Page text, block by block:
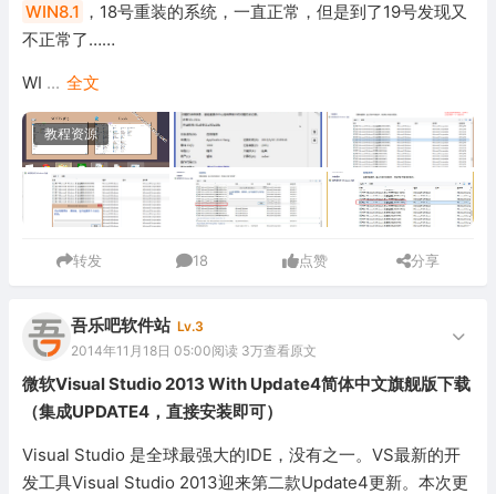
WIN8.1 ，18号重装的系统，一直正常，但是到了19号发现又
不正常了……
WI ... 全文
教程资源
转发 18 点赞 分享
吾乐吧软件站 Lv.3
2014年11月18日 05:00阅读 3万查看原文
微软Visual Studio 2013 With Update4简体中文旗舰版下载
（集成UPDATE4，直接安装即可）
Visual Studio 是全球最强大的IDE，没有之一。VS最新的开
发工具Visual Studio 2013迎来第二款Update4更新。本次更